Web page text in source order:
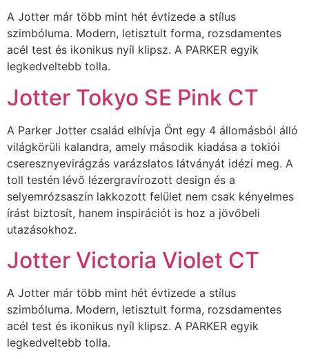
A Jotter már több mint hét évtizede a stílus
szimbóluma. Modern, letisztult forma, rozsdamentes
acél test és ikonikus nyíl klipsz. A PARKER egyik
legkedveltebb tolla.
Jotter Tokyo SE Pink CT
A Parker Jotter család elhívja Önt egy 4 állomásból álló
világkörüli kalandra, amely második kiadása a tokiói
cseresznyevirágzás varázslatos látványát idézi meg. A
toll testén lévő lézergravírozott design és a
selyemrózsaszín lakkozott felület nem csak kényelmes
írást biztosít, hanem inspirációt is hoz a jövőbeli
utazásokhoz.
Jotter Victoria Violet CT
A Jotter már több mint hét évtizede a stílus
szimbóluma. Modern, letisztult forma, rozsdamentes
acél test és ikonikus nyíl klipsz. A PARKER egyik
legkedveltebb tolla.